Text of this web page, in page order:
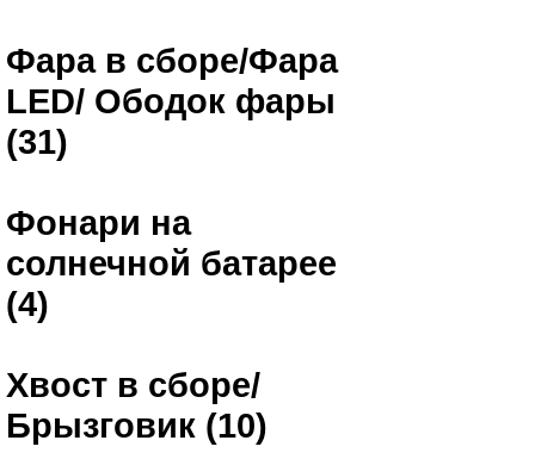
Фара в сборе/Фара
LED/ Ободок фары
(31)
Фонари на
солнечной батарее
(4)
Хвост в сборе/
Брызговик (10)